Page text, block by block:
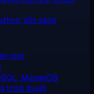
sẵn sàng
root
MongoDB
trình duyệt